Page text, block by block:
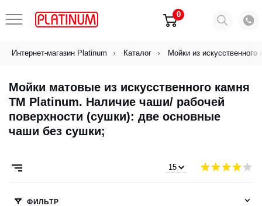
0
Интернет-магазин Platinum Каталог Мойки из искусственного
Мойки матовые из искусственного камня
ТМ Platinum. Наличие чаши/ рабочей
поверхности (сушки): две основные
чаши без сушки;
ФИЛЬТР